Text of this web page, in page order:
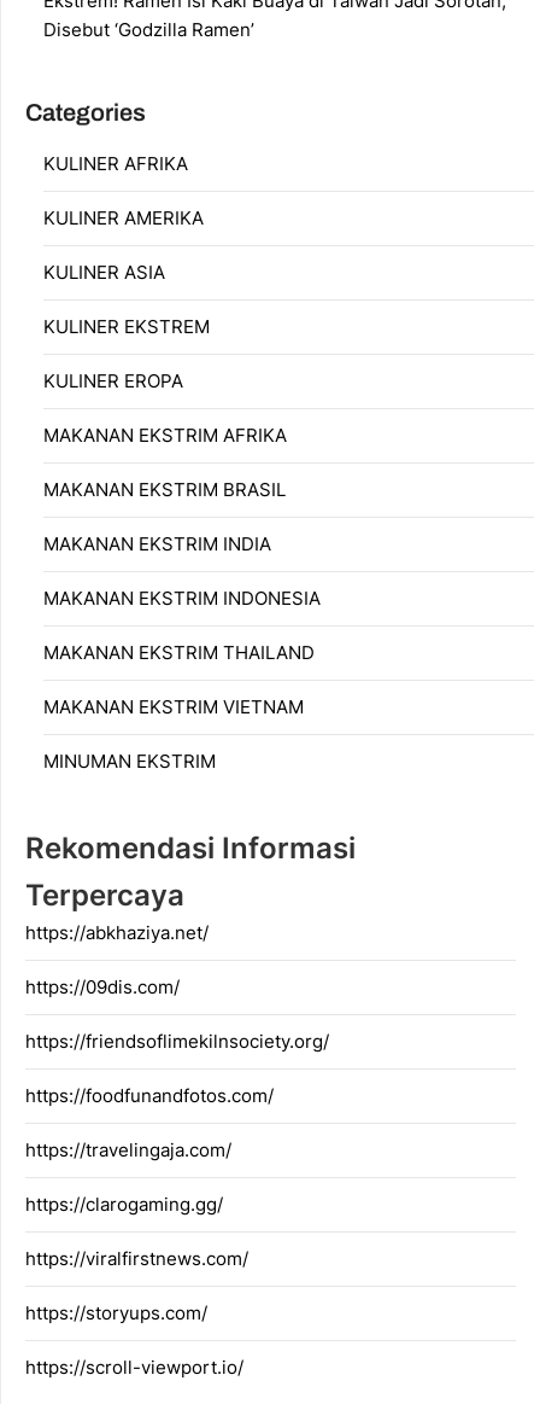
Disebut ‘Godzilla Ramen’
Categories
KULINER AFRIKA
KULINER AMERIKA
KULINER ASIA
KULINER EKSTREM
KULINER EROPA
MAKANAN EKSTRIM AFRIKA
MAKANAN EKSTRIM BRASIL
MAKANAN EKSTRIM INDIA
MAKANAN EKSTRIM INDONESIA
MAKANAN EKSTRIM THAILAND
MAKANAN EKSTRIM VIETNAM
MINUMAN EKSTRIM
Rekomendasi Informasi
Terpercaya
https://abkhaziya.net/
https://09dis.com/
https://friendsoflimekilnsociety.org/
https://foodfunandfotos.com/
https://travelingaja.com/
https://clarogaming.gg/
https://viralfirstnews.com/
https://storyups.com/
https://scroll-viewport.io/